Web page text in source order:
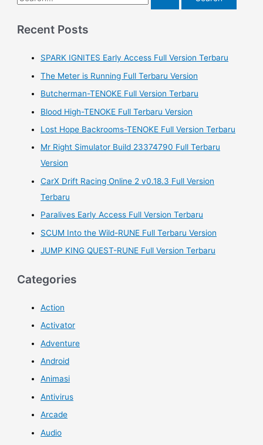
a
Recent Posts
SPARK IGNITES Early Access Full Version Terbaru
The Meter is Running Full Terbaru Version
Butcherman-TENOKE Full Version Terbaru
Blood High-TENOKE Full Terbaru Version
Lost Hope Backrooms-TENOKE Full Version Terbaru
Mr Right Simulator Build 23374790 Full Terbaru
Version
CarX Drift Racing Online 2 v0.18.3 Full Version
Terbaru
Paralives Early Access Full Version Terbaru
SCUM Into the Wild-RUNE Full Terbaru Version
JUMP KING QUEST-RUNE Full Version Terbaru
Categories
Action
Activator
Adventure
Android
Animasi
Antivirus
Arcade
Audio